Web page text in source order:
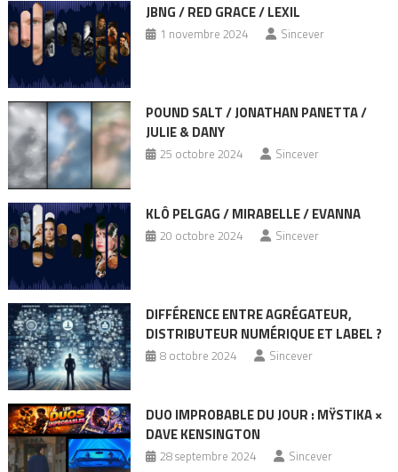
JBNG / RED GRACE / LEXIL
1 novembre 2024 Sincever
POUND SALT / JONATHAN PANETTA /
JULIE & DANY
25 octobre 2024 Sincever
KLÔ PELGAG / MIRABELLE / EVANNA
20 octobre 2024 Sincever
DIFFÉRENCE ENTRE AGRÉGATEUR,
DISTRIBUTEUR NUMÉRIQUE ET LABEL ?
8 octobre 2024 Sincever
DUO IMPROBABLE DU JOUR : MŸSTIKA ×
DAVE KENSINGTON
28 septembre 2024 Sincever